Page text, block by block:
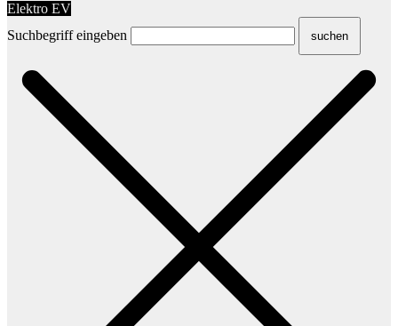
Elektro EV
Suchbegriff eingeben